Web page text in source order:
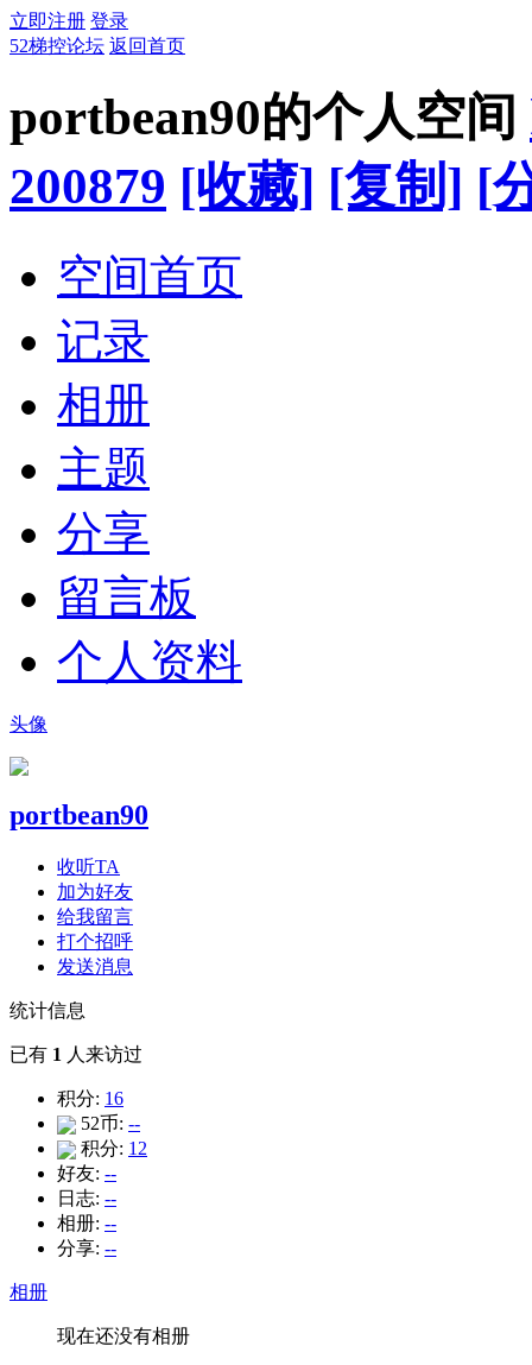
立即注册 登录
52梯控论坛 返回首页
portbean90的个人空间
200879 [收藏] [复制] [
空间首页
记录
相册
主题
分享
留言板
个人资料
头像
portbean90
收听TA
加为好友
给我留言
打个招呼
发送消息
统计信息
已有 1 人来访过
积分: 16
52币: --
积分: 12
好友: --
日志: --
相册: --
分享: --
相册
现在还没有相册